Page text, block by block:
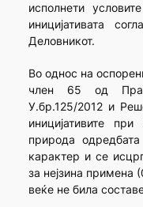
исполнети
иницијативата
Деловникот.
Во однос на
член 65 од
У.бр.125/2012 и
иницијативите
природа
карактер и се
за нејзина примена
веќе не била